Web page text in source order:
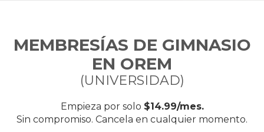
MEMBRESÍAS DE GIMNASIO
EN OREM
(UNIVERSIDAD)
Empieza por solo $14.99/mes.
Sin compromiso. Cancela en cualquier momento.